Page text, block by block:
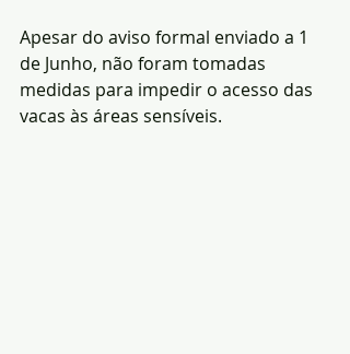
Apesar do aviso formal enviado a 1
de Junho, não foram tomadas
medidas para impedir o acesso das
vacas às áreas sensíveis.